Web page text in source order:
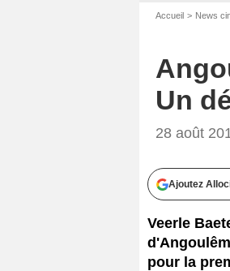
Accueil News
Un
28 août
Ajoutez
Veerle
pour la